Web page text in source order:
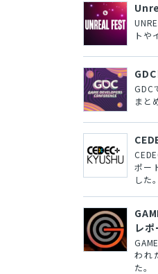
トや
GDC
まと
ポー
した。
レポ
われ
た。